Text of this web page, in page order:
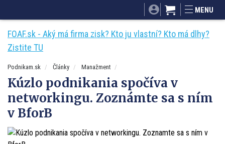
Mnamky-recepty.sk
MENU
FOAF.sk - Aký má firma zisk? Kto ju vlastní? Kto má dlhy?
Zistite TU
Podnikam.sk Články Manažment
Kúzlo podnikania spočíva v
networkingu. Zoznámte sa s ním
v BforB